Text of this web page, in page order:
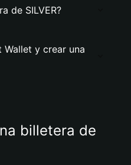
de SILVER?
Wallet y crear una
billetera de